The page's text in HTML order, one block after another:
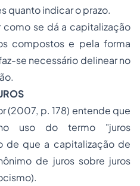
quanto indicar o prazo.
como se dá a capitalização
compostos e pela forma
se necessário delinear no
(2007, p. 178) entende que
uso do termo "juros
de que a capitalização de
de juros sobre juros